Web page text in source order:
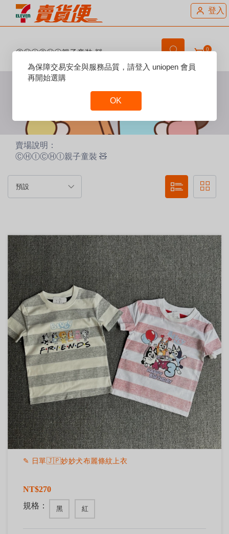
登入
ⒸⒽⒾⒸⒽⒾ親子童裝 🧸 0
賣場說明：
ⒸⒽⒾⒸⒽⒾ親子童裝 🧸
✎ 日單🇯🇵妙妙犬布麗條紋上衣
NT$270
規格：
黑 紅
Reset
Focus
為保障交易安全與服務品質，請登入 uniopen 會員
再開始選購
OK
Focus